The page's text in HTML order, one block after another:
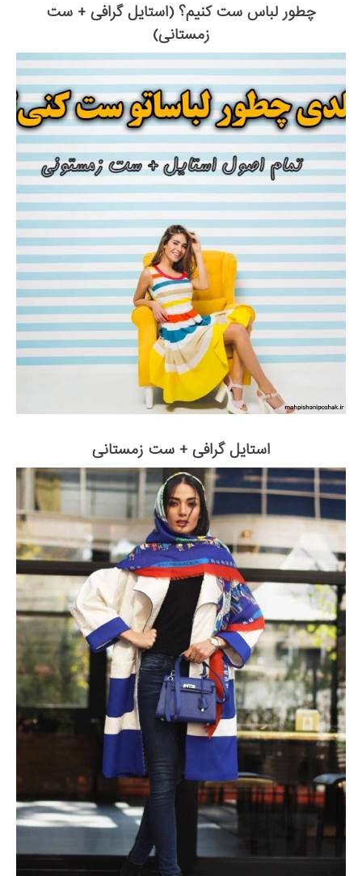
چطور لباس ست کنیم؟ (استایل گرافی + ست
زمستانی)
استایل گرافی + ست زمستانی